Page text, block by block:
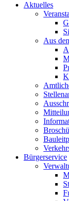
Aktuelles
Aus
Bürgerservice